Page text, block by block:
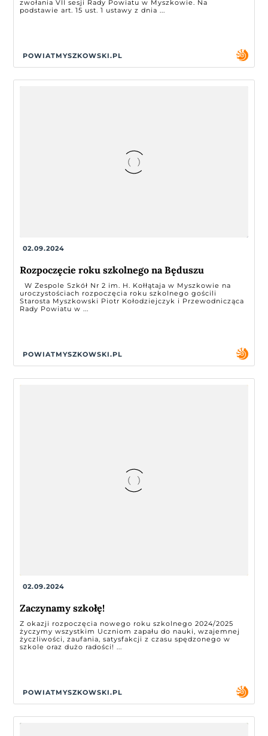
zwołania VII sesji Rady Powiatu w Myszkowie. Na
podstawie art. 15 ust. 1 ustawy z dnia ...
POWIATMYSZKOWSKI.PL
02.09.2024
Rozpoczęcie roku szkolnego na Będuszu
W Zespole Szkół Nr 2 im. H. Kołłątaja w Myszkowie na
uroczystościach rozpoczęcia roku szkolnego gościli
Starosta Myszkowski Piotr Kołodziejczyk i Przewodnicząca
Rady Powiatu w ...
POWIATMYSZKOWSKI.PL
02.09.2024
Zaczynamy szkołę!
Z okazji rozpoczęcia nowego roku szkolnego 2024/2025
życzymy wszystkim Uczniom zapału do nauki, wzajemnej
życzliwości, zaufania, satysfakcji z czasu spędzonego w
szkole oraz dużo radości! ...
POWIATMYSZKOWSKI.PL